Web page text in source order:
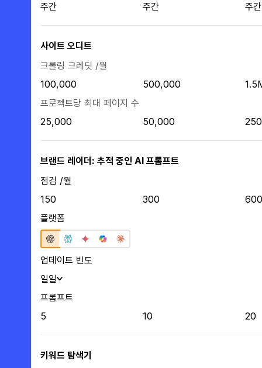
주간
주간 주간
사이트 오디트
크롤링 크레딧 /월
100,000
500,000
프로젝트당 최대 페이지 수
25,000
50,000
브랜드 레이더: 추적 중인 AI 프롬프트
점검 /월
150
300
600
플랫폼
업데이트 빈도
일일
프롬프트
5
10 20
키워드 탐색기